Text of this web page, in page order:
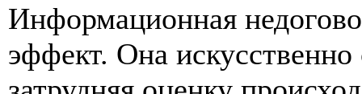
Информационная
эффект. Она